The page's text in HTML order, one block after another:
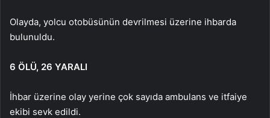
Olayda, yolcu otobüsünün devrilmesi üzerine ihbarda
bulunuldu.
6 ÖLÜ, 26 YARALI
İhbar üzerine olay yerine çok sayıda ambulans ve itfaiye
ekibi sevk edildi.